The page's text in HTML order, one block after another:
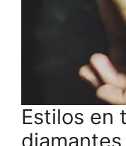
Estilos en